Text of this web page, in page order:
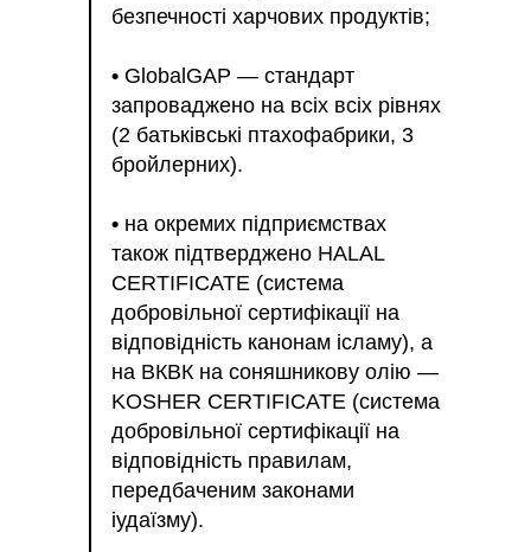
безпечності харчових продуктів;
• GlobalGAP — стандарт
запроваджено на всіх всіх рівнях
(2 батьківські птахофабрики, 3
бройлерних).
• на окремих підприємствах
також підтверджено HALAL
CERTIFICATE (система
добровільної сертифікації на
відповідність канонам ісламу), а
на ВКВК на соняшникову олію —
KOSHER CERTIFICATE (система
добровільної сертифікації на
відповідність правилам,
передбаченим законами
іудаїзму).